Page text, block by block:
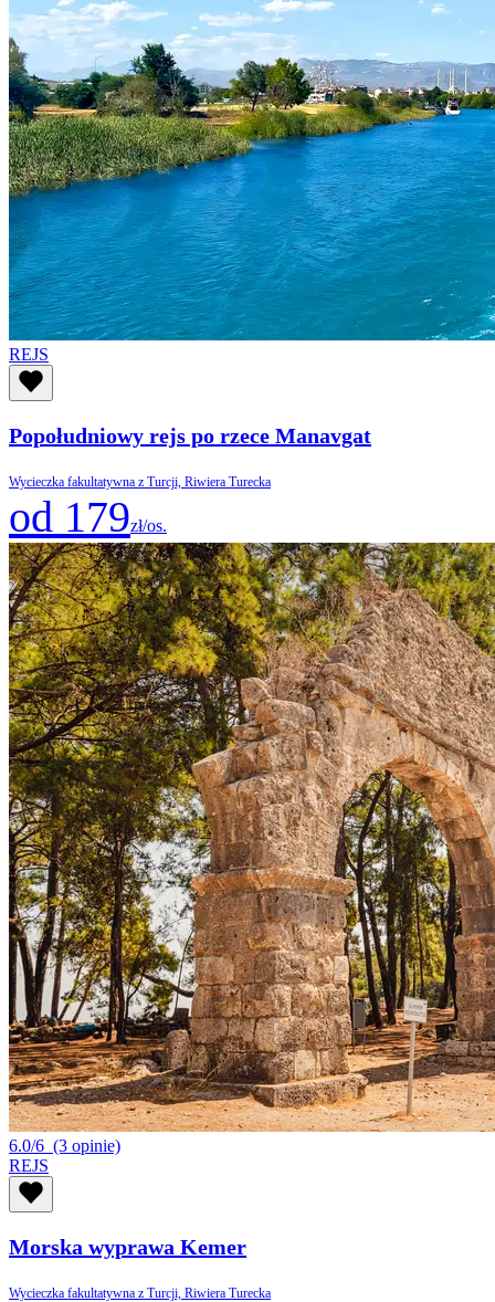
REJS
Popołudniowy rejs po rzece Manavgat
Wycieczka fakultatywna z Turcji, Riwiera Turecka
od 179zł/os.
6.0/6 (3 opinie)
REJS
Morska wyprawa Kemer
Wycieczka fakultatywna z Turcji, Riwiera Turecka